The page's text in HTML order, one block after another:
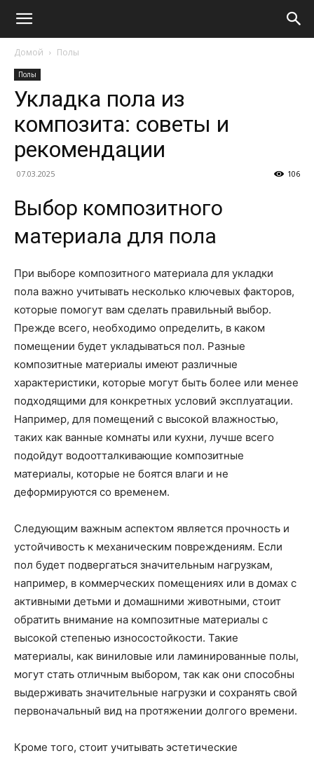
Домой Полы
Полы
Укладка пола из
композита: советы и
рекомендации
07.03.2025 106
Выбор композитного
материала для пола
При выборе композитного материала для укладки
пола важно учитывать несколько ключевых факторов,
которые помогут вам сделать правильный выбор.
Прежде всего, необходимо определить, в каком
помещении будет укладываться пол. Разные
композитные материалы имеют различные
характеристики, которые могут быть более или менее
подходящими для конкретных условий эксплуатации.
Например, для помещений с высокой влажностью,
таких как ванные комнаты или кухни, лучше всего
подойдут водоотталкивающие композитные
материалы, которые не боятся влаги и не
деформируются со временем.
Следующим важным аспектом является прочность и
устойчивость к механическим повреждениям. Если
пол будет подвергаться значительным нагрузкам,
например, в коммерческих помещениях или в домах с
активными детьми и домашними животными, стоит
обратить внимание на композитные материалы с
высокой степенью износостойкости. Такие
материалы, как виниловые или ламинированные полы,
могут стать отличным выбором, так как они способны
выдерживать значительные нагрузки и сохранять свой
первоначальный вид на протяжении долгого времени.
Кроме того, стоит учитывать эстетические